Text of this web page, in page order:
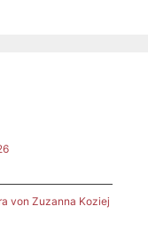
von Zuzanna Koziej